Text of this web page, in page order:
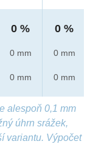
0 %
0 mm
0 mm
0 %
0 mm
0 mm
alespoň 0,1 mm
úhrn srážek,
variantu. Výpočet